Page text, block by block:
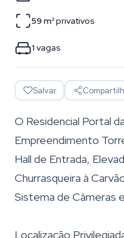
59 m²privativos
1 vagas
Salvar
O Residencial Portal
Empreendimento
Hall de Entrada,
Churrasqueira à
Sistema de Câmeras
Localização